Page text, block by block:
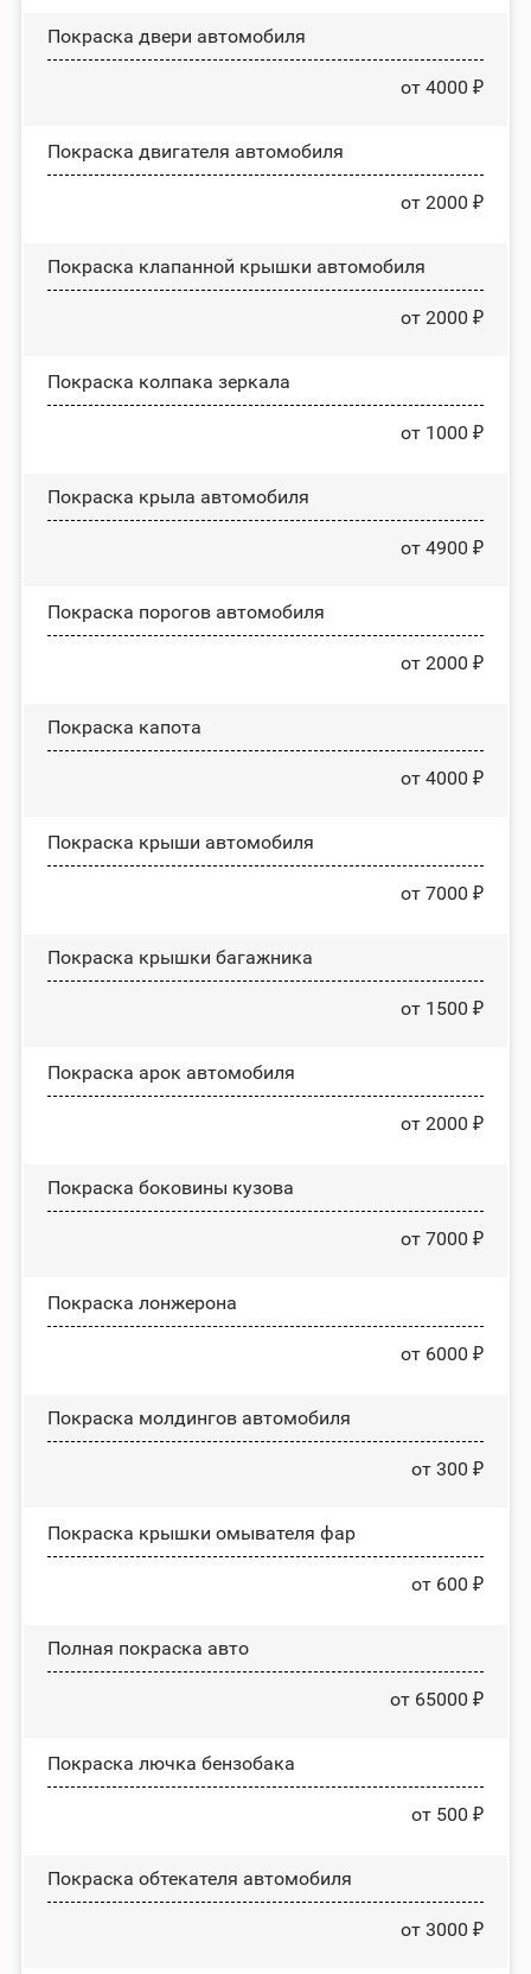
Покраска двери автомобиля
от 4000 ₽
Покраска двигателя автомобиля
от 2000 ₽
Покраска клапанной крышки автомобиля
от 2000 ₽
Покраска колпака зеркала
от 1000 ₽
Покраска крыла автомобиля
от 4900 ₽
Покраска порогов автомобиля
от 2000 ₽
Покраска капота
от 4000 ₽
Покраска крыши автомобиля
от 7000 ₽
Покраска крышки багажника
от 1500 ₽
Покраска арок автомобиля
от 2000 ₽
Покраска боковины кузова
от 7000 ₽
Покраска лонжерона
от 6000 ₽
Покраска молдингов автомобиля
от 300 ₽
Покраска крышки омывателя фар
от 600 ₽
Полная покраска авто
от 65000 ₽
Покраска лючка бензобака
от 500 ₽
Покраска обтекателя автомобиля
от 3000 ₽